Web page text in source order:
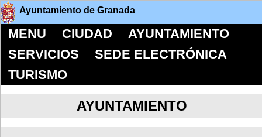
Ayuntamiento de Granada
MENU CIUDAD
AYUNTAMIENTO
SERVICIOS
SEDE ELECTRÓNICA
TURISMO
AYUNTAMIENTO